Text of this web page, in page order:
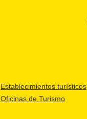
Establecimientos turísticos
Oficinas de Turismo